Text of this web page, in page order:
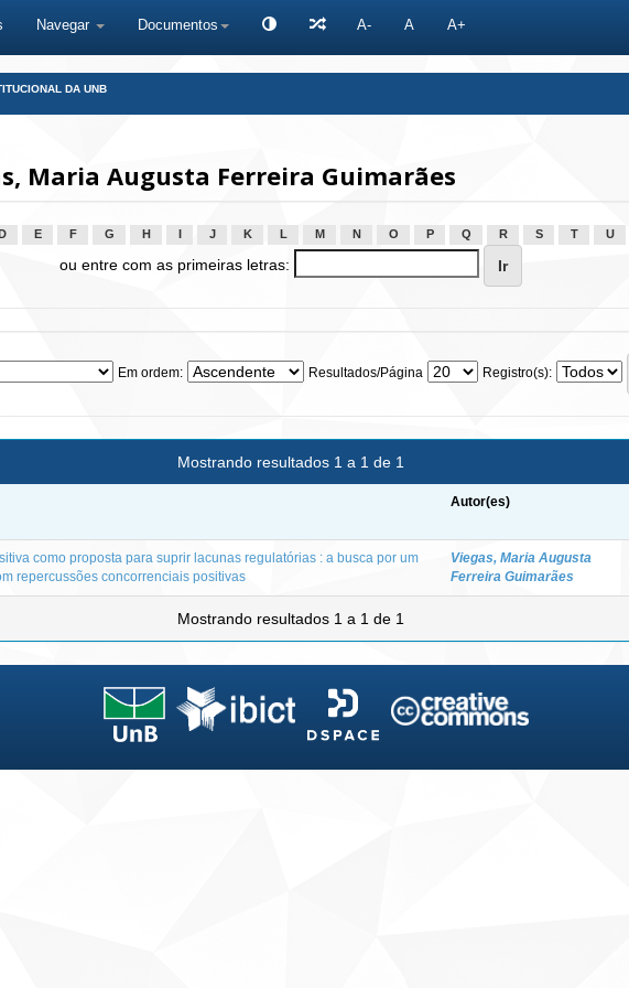
Navegar Documentos A- A A+
DA UNB
Maria Augusta Ferreira Guimarães
D E F G H J K L M N O P Q R S T U
ou entre com as primeiras letras:
Em ordem: Resultados/Página Registro(s):
Mostrando resultados 1 a 1 de 1
Autor(es)
como proposta para suprir lacunas regulatórias : a busca por um
repercussões concorrenciais positivas
Viegas, Maria Augusta
Ferreira Guimarães
Mostrando resultados 1 a 1 de 1